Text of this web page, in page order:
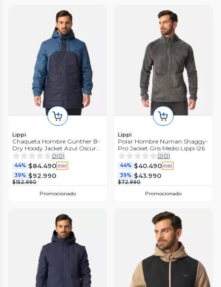
Lippi
Chaqueta Hombre Gunther B-
Dry Hoody Jacket Azul Oscuro
Lippi I26
0(0)
44% $84.490
39% $92.990
$152.990
Promocionado
Lippi
Polar Hombre Numan Shaggy-
Pro Jacket Gris Medio Lippi I26
0(0)
44% $40.490
39% $43.990
$72.990
Promocionado